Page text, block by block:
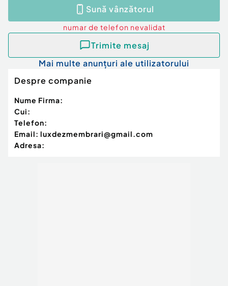
Sună vânzătorul
numar de telefon nevalidat
Trimite mesaj
Mai multe anunțuri ale utilizatorului
Despre companie
Nume Firma:
Cui:
Telefon:
Email: luxdezmembrari@gmail.com
Adresa: